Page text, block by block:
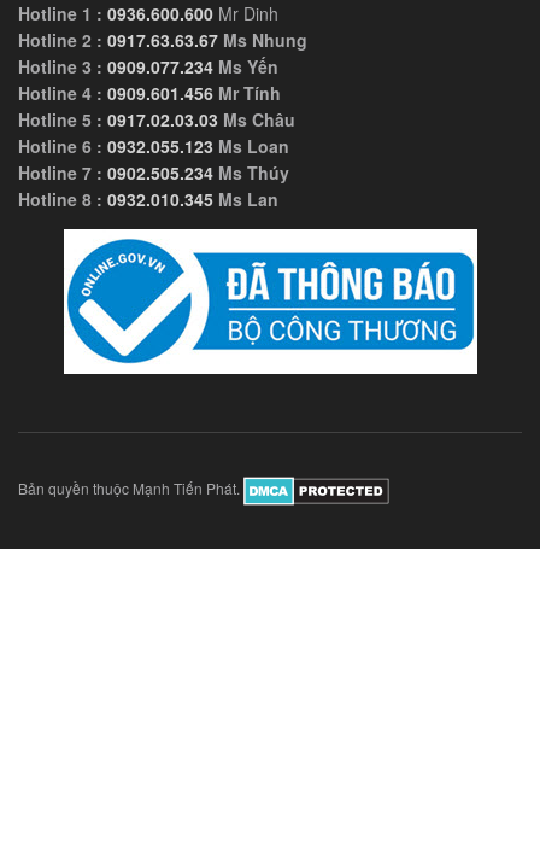
Hotline 1 : 0936.600.600 Mr Dinh
Hotline 2 : 0917.63.63.67 Ms Nhung
Hotline 3 : 0909.077.234 Ms Yến
Hotline 4 : 0909.601.456 Mr Tính
Hotline 5 : 0917.02.03.03 Ms Châu
Hotline 6 : 0932.055.123 Ms Loan
Hotline 7 : 0902.505.234 Ms Thúy
Hotline 8 : 0932.010.345 Ms Lan
Bản quyền thuộc Mạnh Tiến Phát.